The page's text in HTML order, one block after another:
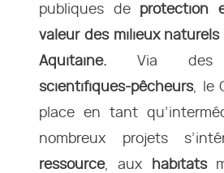
publiques de protection
valeur des milieux naturels
Aquitaine. Via
scientifiques-pêcheurs, le
place en tant
nombreux projets
ressource, aux habitats